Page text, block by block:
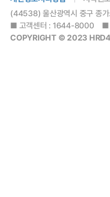
(44538) 울산광역시 중구 종
■ 고객센터 : 1644-8000 ■
COPYRIGHT © 2023